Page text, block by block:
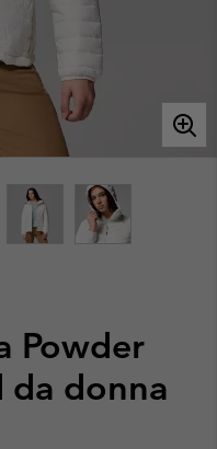
Powder
da donna